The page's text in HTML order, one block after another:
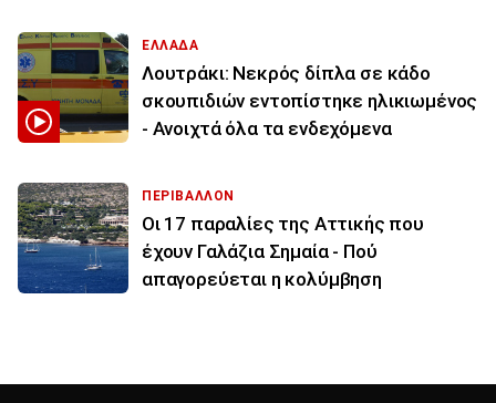
ΕΛΛΑΔΑ
Λουτράκι: Νεκρός δίπλα σε κάδο
σκουπιδιών εντοπίστηκε ηλικιωμένος
- Ανοιχτά όλα τα ενδεχόμενα
ΠΕΡΙΒΑΛΛΟΝ
Οι 17 παραλίες της Αττικής που
έχουν Γαλάζια Σημαία - Πού
απαγορεύεται η κολύμβηση